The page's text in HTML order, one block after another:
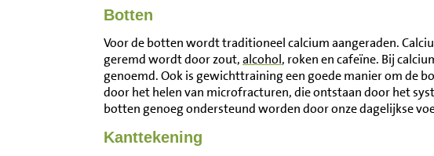
Botten
Voor de botten wordt traditioneel calcium aangeraden.
geremd wordt door zout,alcohol, roken en cafeïne. Bij
genoemd. Ook is gewichttraining een goede manier om de
door het helen van microfracturen, die ontstaan door het
botten genoeg ondersteund worden door onze dagelijkse
Kanttekening